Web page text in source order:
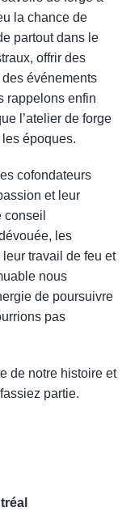
la chance de
partout dans le
offrir des
événements
rappelons enfin
l’atelier de forge
époques.
cofondateurs
et leur
les
travail de feu et
nous
de poursuivre
pas
de notre histoire et
partie.